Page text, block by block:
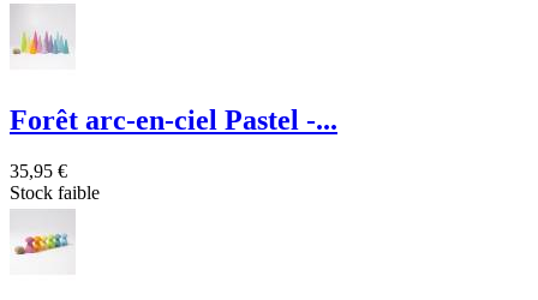
Forêt arc-en-ciel Pastel -...
35,95 €
Stock faible